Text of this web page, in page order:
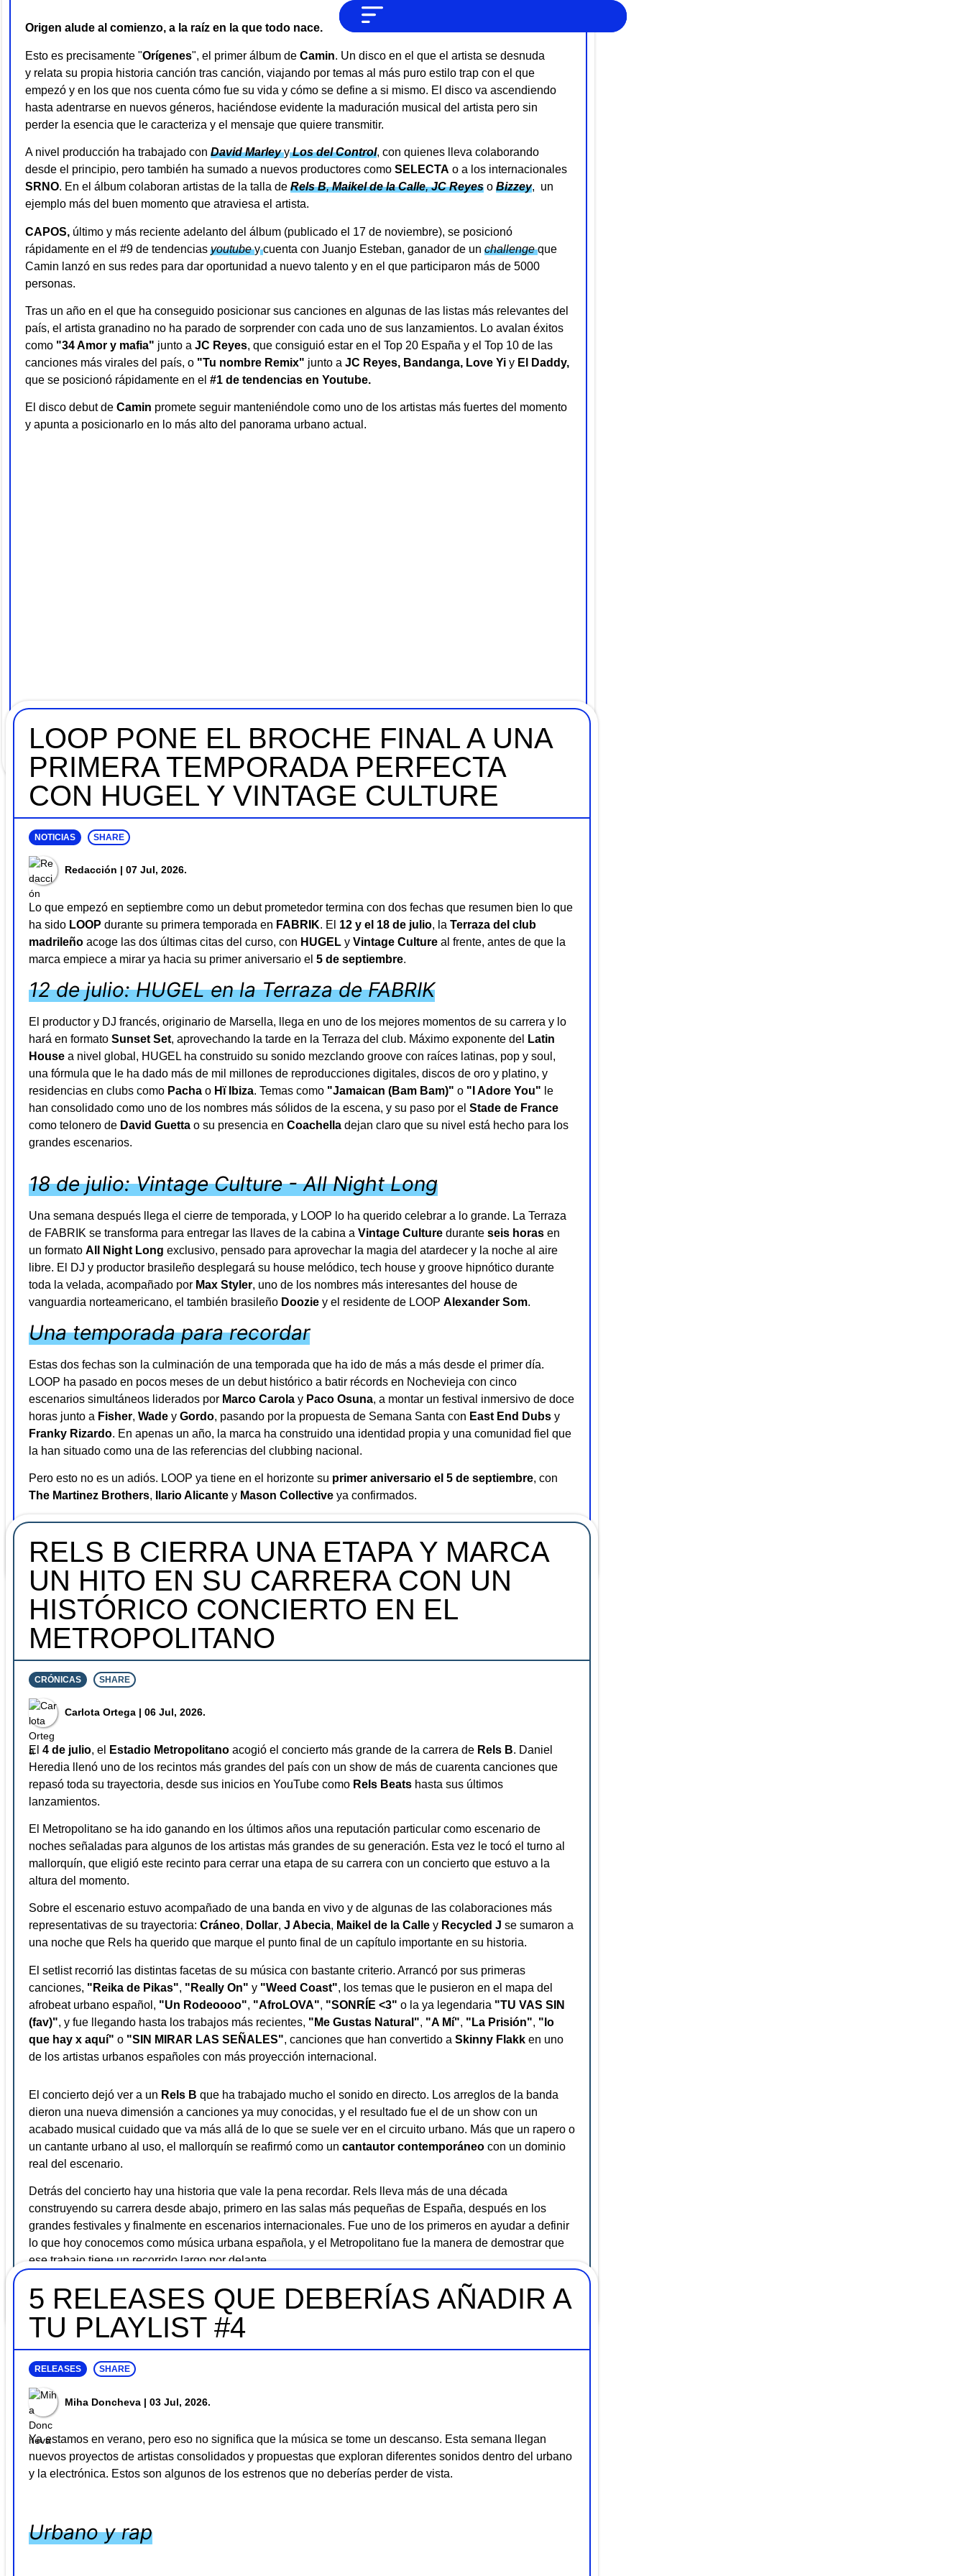
Noticias
Tendencias
Entrevistas
Cultura
Mix series
Música
TAMBIÉN TE PODEMOS AYUDAR
Origen alude al comienzo, a la raíz en la que todo nace.
Esto es precisamente "Orígenes", el primer álbum de Camin. Un disco en el que el artista se desnuda
y relata su propia historia canción tras canción, viajando por temas al más puro estilo trap con el que
empezó y en los que nos cuenta cómo fue su vida y cómo se define a si mismo. El disco va ascendiendo
hasta adentrarse en nuevos géneros, haciéndose evidente la maduración musical del artista pero sin
perder la esencia que le caracteriza y el mensaje que quiere transmitir.
A nivel producción ha trabajado con David MarleyyLos del Control, con quienes lleva colaborando
desde el principio, pero también ha sumado a nuevos productores como SELECTA o a los internacionales
SRNO. En el álbum colaboran artistas de la talla de Rels B,Maikel de la Calle,JC Reyes o Bizzey, un
ejemplo más del buen momento que atraviesa el artista.
CAPOS, último y más reciente adelanto del álbum (publicado el 17 de noviembre), se posicionó
rápidamente en el #9 de tendencias youtubey cuenta con Juanjo Esteban, ganador de un challengeque
Camin lanzó en sus redes para dar oportunidad a nuevo talento y en el que participaron más de 5000
personas.
Tras un año en el que ha conseguido posicionar sus canciones en algunas de las listas más relevantes del
país, el artista granadino no ha parado de sorprender con cada uno de sus lanzamientos. Lo avalan éxitos
como "34 Amor y mafia" junto a JC Reyes, que consiguió estar en el Top 20 España y el Top 10 de las
canciones más virales del país, o "Tu nombre Remix" junto a JC Reyes, Bandanga, Love Yi y El Daddy,
que se posicionó rápidamente en el #1 de tendencias en Youtube.
El disco debut de Camin promete seguir manteniéndole como uno de los artistas más fuertes del momento
y apunta a posicionarlo en lo más alto del panorama urbano actual.
LOOP PONE EL BROCHE FINAL A UNA
PRIMERA TEMPORADA PERFECTA
CON HUGEL Y VINTAGE CULTURE
NOTICIAS SHARE
Redacción | 07 Jul, 2026.
Lo que empezó en septiembre como un debut prometedor termina con dos fechas que resumen bien lo que
ha sido LOOP durante su primera temporada en FABRIK. El 12 y el 18 de julio, la Terraza del club
madrileño acoge las dos últimas citas del curso, con HUGEL y Vintage Culture al frente, antes de que la
marca empiece a mirar ya hacia su primer aniversario el 5 de septiembre.
12 de julio: HUGEL en la Terraza de FABRIK
El productor y DJ francés, originario de Marsella, llega en uno de los mejores momentos de su carrera y lo
hará en formato Sunset Set, aprovechando la tarde en la Terraza del club. Máximo exponente del
Latin
House a nivel global, HUGEL ha construido su sonido mezclando groove con raíces latinas, pop y soul,
una fórmula que le ha dado más de mil millones de reproducciones digitales, discos de oro y platino, y
residencias en clubs como Pacha o Hï Ibiza. Temas como "Jamaican (Bam Bam)" o "I Adore You" le
han consolidado como uno de los nombres más sólidos de la escena, y su paso por el Stade de France
como telonero de David Guetta o su presencia en Coachella dejan claro que su nivel está hecho para los
grandes escenarios.
18 de julio: Vintage Culture - All Night Long
Una semana después llega el cierre de temporada, y LOOP lo ha querido celebrar a lo grande. La Terraza
de FABRIK se transforma para entregar las llaves de la cabina a Vintage Culture durante seis horas en
un formato All Night Long exclusivo, pensado para aprovechar la magia del atardecer y la noche al aire
libre. El DJ y productor brasileño desplegará su house melódico, tech house y groove hipnótico durante
toda la velada, acompañado por Max Styler, uno de los nombres más interesantes del house de
vanguardia norteamericano, el también brasileño Doozie y el residente de LOOP Alexander Som.
Una temporada para recordar
Estas dos fechas son la culminación de una temporada que ha ido de más a más desde el primer día.
LOOP ha pasado en pocos meses de un debut histórico a batir récords en Nochevieja con cinco
escenarios simultáneos liderados por Marco Carola y Paco Osuna, a montar un festival inmersivo de doce
horas junto a Fisher, Wade y Gordo, pasando por la propuesta de Semana Santa con East End Dubs y
Franky Rizardo. En apenas un año, la marca ha construido una identidad propia y una comunidad fiel que
la han situado como una de las referencias del clubbing nacional.
Pero esto no es un adiós. LOOP ya tiene en el horizonte su primer aniversario el 5 de septiembre, con
The Martinez Brothers, Ilario Alicante y Mason Collective ya confirmados.
Las entradas para el12 y el 18 de julioestán disponibles en los canales oficiales deTicketClub, con
opciones de acceso general, zona VIP, Backstage Experience y reservados.
RELS B CIERRA UNA ETAPA Y MARCA
UN HITO EN SU CARRERA CON UN
HISTÓRICO CONCIERTO EN EL
METROPOLITANO
CRÓNICAS SHARE
⁠Carlota Ortega | 06 Jul, 2026.
El 4 de julio, el Estadio Metropolitano acogió el concierto más grande de la carrera de Rels B. Daniel
Heredia llenó uno de los recintos más grandes del país con un show de más de cuarenta canciones que
repasó toda su trayectoria, desde sus inicios en YouTube como Rels Beats hasta sus últimos
lanzamientos.
El Metropolitano se ha ido ganando en los últimos años una reputación particular como escenario de
noches señaladas para algunos de los artistas más grandes de su generación. Esta vez le tocó el turno al
mallorquín, que eligió este recinto para cerrar una etapa de su carrera con un concierto que estuvo a la
altura del momento.
Sobre el escenario estuvo acompañado de una banda en vivo y de algunas de las colaboraciones más
representativas de su trayectoria: Cráneo, Dollar, J Abecia, Maikel de la Calle y Recycled J se sumaron a
una noche que Rels ha querido que marque el punto final de un capítulo importante en su historia.
El setlist recorrió las distintas facetas de su música con bastante criterio. Arrancó por sus primeras
canciones, "Reika de Pikas", "Really On" y "Weed Coast", los temas que le pusieron en el mapa del
afrobeat urbano español, "Un Rodeoooo", "AfroLOVA", "SONRÍE <3" o la ya legendaria "TU VAS SIN
(fav)", y fue llegando hasta los trabajos más recientes, "Me Gustas Natural", "A Mí", "La Prisión", "lo
que hay x aquí" o "SIN MIRAR LAS SEÑALES", canciones que han convertido a Skinny Flakk en uno
de los artistas urbanos españoles con más proyección internacional.
El concierto dejó ver a un Rels B que ha trabajado mucho el sonido en directo. Los arreglos de la banda
dieron una nueva dimensión a canciones ya muy conocidas, y el resultado fue el de un show con un
acabado musical cuidado que va más allá de lo que se suele ver en el circuito urbano. Más que un rapero o
un cantante urbano al uso, el mallorquín se reafirmó como un cantautor contemporáneo con un dominio
real del escenario.
Detrás del concierto hay una historia que vale la pena recordar. Rels lleva más de una década
construyendo su carrera desde abajo, primero en las salas más pequeñas de España, después en los
grandes festivales y finalmente en escenarios internacionales. Fue uno de los primeros en ayudar a definir
lo que hoy conocemos como música urbana española, y el Metropolitano fue la manera de demostrar que
ese trabajo tiene un recorrido largo por delante.
Una carrera entera condensada en una sola noche, y el punto de partida de lo que viene después.
5 RELEASES QUE DEBERÍAS AÑADIR A
TU PLAYLIST #4
RELEASES SHARE
Miha Doncheva | 03 Jul, 2026.
Ya estamos en verano, pero eso no significa que la música se tome un descanso. Esta semana llegan
nuevos proyectos de artistas consolidados y propuestas que exploran diferentes sonidos dentro del urbano
y la electrónica. Estos son algunos de los estrenos que no deberías perder de vista.
Urbano y rap